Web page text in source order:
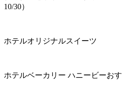
10/30）
ホテルオリジナルスイーツ
ホテルベーカリー ハニービーお